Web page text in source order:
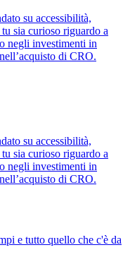
su accessibilità,
sia curioso riguardo a
negli investimenti in
di CRO.
su accessibilità,
sia curioso riguardo a
negli investimenti in
di CRO.
e tutto quello che c'è da